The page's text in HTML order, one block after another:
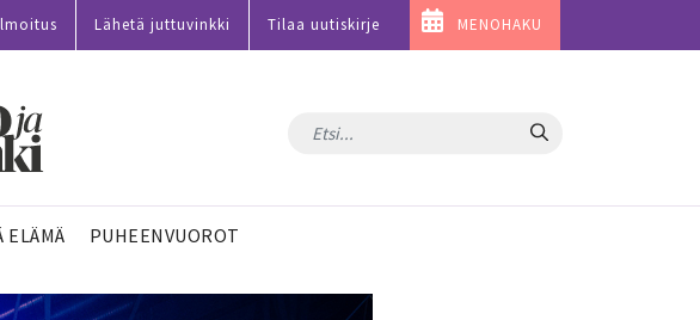
Lähetä juttuvinkki Tilaa uutiskirje MENOHAKU
Hae
ELÄMÄ PUHEENVUOROT